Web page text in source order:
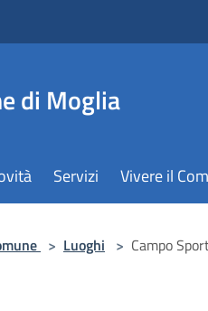
di Moglia
Servizi Vivere il
> Luoghi > Campo